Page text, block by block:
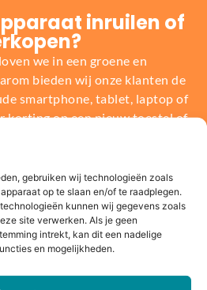
gebruiken wij technologieën zoals
op te slaan en/of te raadplegen.
kunnen wij gegevens zoals
site verwerken. Als je geen
intrekt, kan dit een nadelige
en mogelijkheden.
inruilen of
we in een groene en
bieden wij onze klanten de
smartphone, tablet, laptop of
korting op een nieuw toestel of
jij van de nieuwste